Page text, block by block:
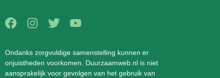
Ondanks zorgvuldige samenstelling kunnen er
onjuistheden voorkomen. Duurzaamweb.nl is niet
aansprakelijk voor gevolgen van het gebruik van